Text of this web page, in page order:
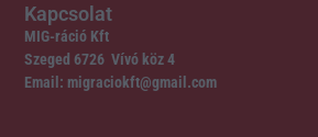
Kapcsolat
MIG-ráció Kft
Szeged 6726 Vívó köz 4
Email: migraciokft@gmail.com